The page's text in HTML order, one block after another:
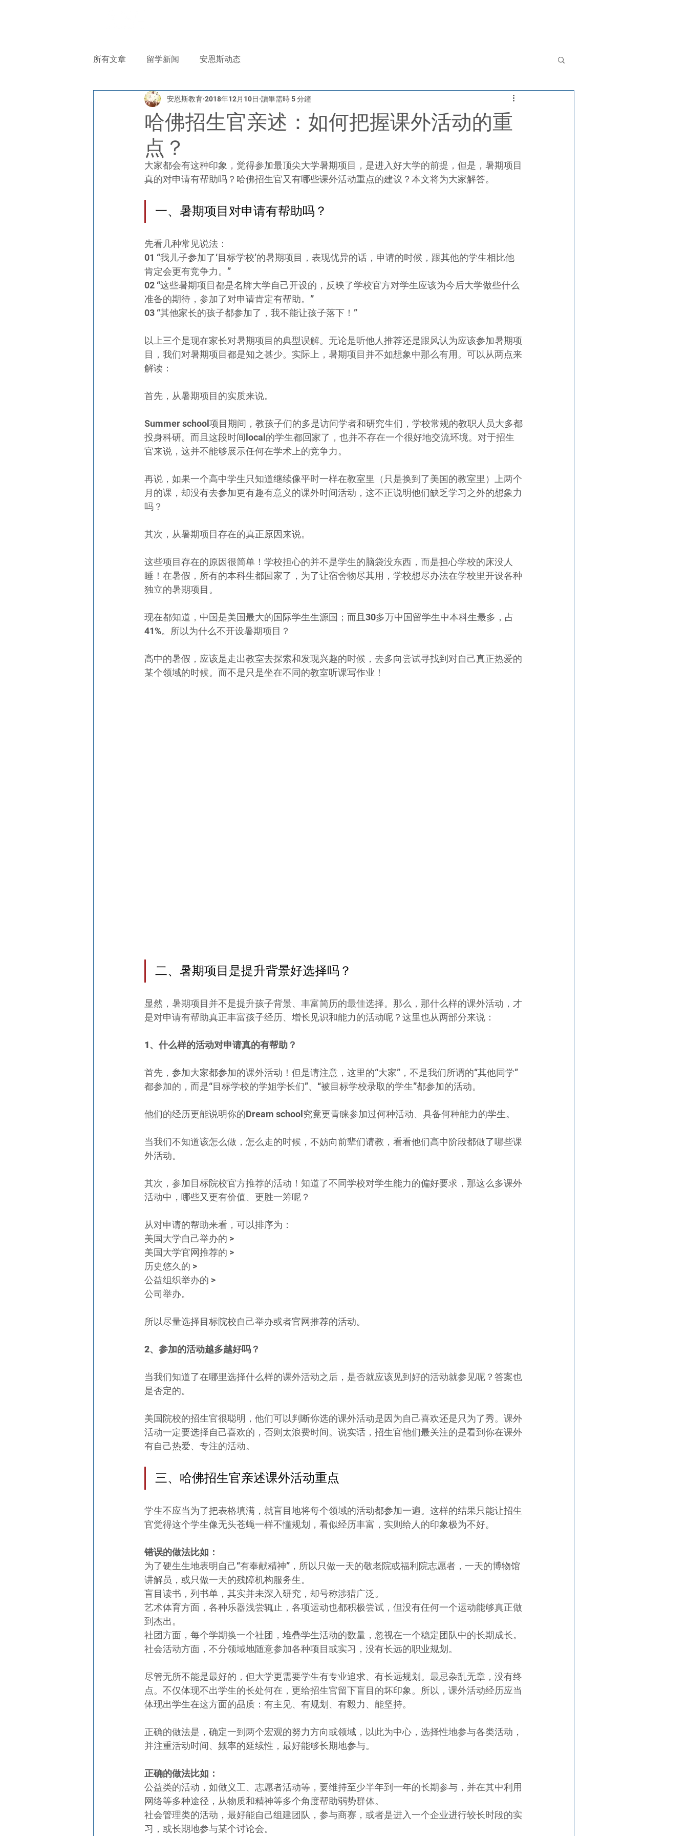
所有文章 留学新闻 安恩斯动态
哈佛招生官亲述：如何把握课外活动的重
点？
安恩斯教育 2018年12月10日 讀畢需時 5 分鐘
大家都会有这种印象，觉得参加最顶尖大学暑期项目，是进入好大学的前提，但是，暑期项目
真的对申请有帮助吗？哈佛招生官又有哪些课外活动重点的建议？本文将为大家解答。
一、暑期项目对申请有帮助吗？
先看几种常见说法：
01 “我儿子参加了‘目标学校’的暑期项目，表现优异的话，申请的时候，跟其他的学生相比他
肯定会更有竞争力。”
02 “这些暑期项目都是名牌大学自己开设的，反映了学校官方对学生应该为今后大学做些什么
准备的期待，参加了对申请肯定有帮助。”
03 “其他家长的孩子都参加了，我不能让孩子落下！”
以上三个是现在家长对暑期项目的典型误解。无论是听他人推荐还是跟风认为应该参加暑期项
目，我们对暑期项目都是知之甚少。实际上，暑期项目并不如想象中那么有用。可以从两点来
解读：
首先，从暑期项目的实质来说。
Summer school项目期间，教孩子们的多是访问学者和研究生们，学校常规的教职人员大多都
投身科研。而且这段时间local的学生都回家了，也并不存在一个很好地交流环境。对于招生
官来说，这并不能够展示任何在学术上的竞争力。
再说，如果一个高中学生只知道继续像平时一样在教室里（只是换到了美国的教室里）上两个
月的课，却没有去参加更有趣有意义的课外时间活动，这不正说明他们缺乏学习之外的想象力
吗？
其次，从暑期项目存在的真正原因来说。
这些项目存在的原因很简单！学校担心的并不是学生的脑袋没东西，而是担心学校的床没人
睡！在暑假，所有的本科生都回家了，为了让宿舍物尽其用，学校想尽办法在学校里开设各种
独立的暑期项目。
现在都知道，中国是美国最大的国际学生生源国；而且30多万中国留学生中本科生最多，占
41%。所以为什么不开设暑期项目？
高中的暑假，应该是走出教室去探索和发现兴趣的时候，去多向尝试寻找到对自己真正热爱的
某个领域的时候。而不是只是坐在不同的教室听课写作业！
二、暑期项目是提升背景好选择吗？
显然，暑期项目并不是提升孩子背景、丰富简历的最佳选择。那么，那什么样的课外活动，才
是对申请有帮助真正丰富孩子经历、增长见识和能力的活动呢？这里也从两部分来说：
1、什么样的活动对申请真的有帮助？
首先，参加大家都参加的课外活动！但是请注意，这里的“大家”，不是我们所谓的“其他同学”
都参加的，而是“目标学校的学姐学长们”、“被目标学校录取的学生”都参加的活动。
他们的经历更能说明你的Dream school究竟更青睐参加过何种活动、具备何种能力的学生。
当我们不知道该怎么做，怎么走的时候，不妨向前辈们请教，看看他们高中阶段都做了哪些课
外活动。
其次，参加目标院校官方推荐的活动！知道了不同学校对学生能力的偏好要求，那这么多课外
活动中，哪些又更有价值、更胜一筹呢？
从对申请的帮助来看，可以排序为：
美国大学自己举办的 >
美国大学官网推荐的 >
历史悠久的 >
公益组织举办的 >
公司举办。
所以尽量选择目标院校自己举办或者官网推荐的活动。
2、参加的活动越多越好吗？
当我们知道了在哪里选择什么样的课外活动之后，是否就应该见到好的活动就参见呢？答案也
是否定的。
美国院校的招生官很聪明，他们可以判断你选的课外活动是因为自己喜欢还是只为了秀。课外
活动一定要选择自己喜欢的，否则太浪费时间。说实话，招生官他们最关注的是看到你在课外
有自己热爱、专注的活动。
三、哈佛招生官亲述课外活动重点
学生不应当为了把表格填满，就盲目地将每个领域的活动都参加一遍。这样的结果只能让招生
官觉得这个学生像无头苍蝇一样不懂规划，看似经历丰富，实则给人的印象极为不好。
错误的做法比如：
为了硬生生地表明自己“有奉献精神”，所以只做一天的敬老院或福利院志愿者，一天的博物馆
讲解员，或只做一天的残障机构服务生。
盲目读书，列书单，其实并未深入研究，却号称涉猎广泛。
艺术体育方面，各种乐器浅尝辄止，各项运动也都积极尝试，但没有任何一个运动能够真正做
到杰出。
社团方面，每个学期换一个社团，堆叠学生活动的数量，忽视在一个稳定团队中的长期成长。
社会活动方面，不分领域地随意参加各种项目或实习，没有长远的职业规划。
尽管无所不能是最好的，但大学更需要学生有专业追求、有长远规划。最忌杂乱无章，没有终
点。不仅体现不出学生的长处何在，更给招生官留下盲目的坏印象。所以，课外活动经历应当
体现出学生在这方面的品质：有主见、有规划、有毅力、能坚持。
正确的做法是，确定一到两个宏观的努力方向或领域，以此为中心，选择性地参与各类活动，
并注重活动时间、频率的延续性，最好能够长期地参与。
正确的做法比如：
公益类的活动，如做义工、志愿者活动等，要维持至少半年到一年的长期参与，并在其中利用
网络等多种途径，从物质和精神等多个角度帮助弱势群体。
社会管理类的活动，最好能自己组建团队，参与商赛，或者是进入一个企业进行较长时段的实
习，或长期地参与某个讨论会。